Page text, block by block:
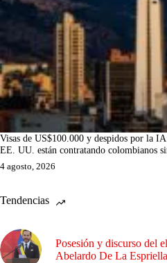
Visas de US$100.000 y despidos por la
EE. UU. están contratando colombianos
4 agosto, 2026
Tendencias
Posesión y discurso del
Abelardo De La Espriella